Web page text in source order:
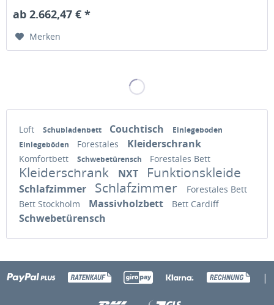
ab 2.662,47 € *
Merken
Loft Schubladenbett Couchtisch
Einlegeboden
Einlegeböden
Forestales Kleiderschrank
Komfortbett Schwebetürensch Forestales Bett
Kleiderschrank NXT Funktionskleide
Schlafzimmer Schlafzimmer
Forestales Bett
Bett Stockholm
Massivholzbett Bett Cardiff
Schwebetürensch
|